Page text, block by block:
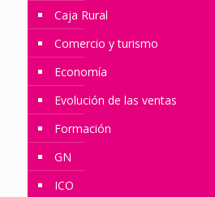
Caja Rural
Comercio y turismo
Economía
Evolución de las ventas
Formación
GN
ICO